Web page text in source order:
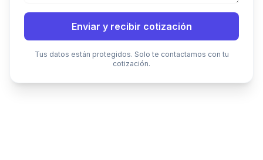
Enviar y recibir cotización
Tus datos están protegidos. Solo te contactamos con tu
cotización.